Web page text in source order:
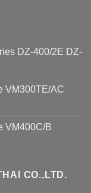
DZ-400/2E DZ-
VM300TE/AC
VM400C/B
CO.,LTD.